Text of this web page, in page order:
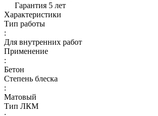
Гарантия 5 лет
Характеристики
Тип работы
:
Для внутренних работ
Применение
:
Бетон
Степень блеска
:
Матовый
Тип ЛКМ